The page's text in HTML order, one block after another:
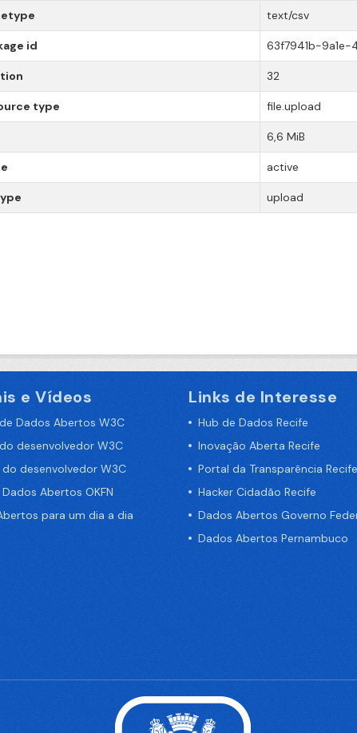
text/csv
id 63f7941b-
32
type file.upload
6,6 MiB
active
upload
e Vídeos
Dados Abertos W3C
desenvolvedor W3C
desenvolvedor W3C
Abertos OKFN
para um dia a dia
Links de Interesse
Hub de Dados Recife
Inovação Aberta Recife
Portal da Transparência Recife
Hacker Cidadão Recife
Dados Abertos Governo
Dados Abertos Pernambuco